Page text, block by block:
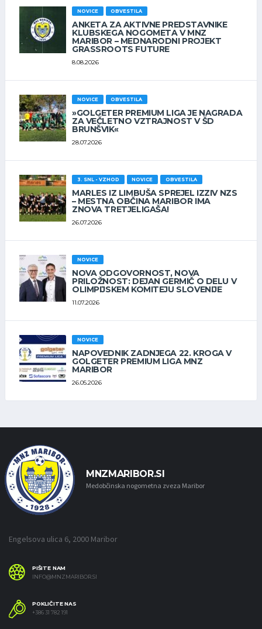
NOVICE OBVESTILA
ANKETA ZA AKTIVNE PREDSTAVNIKE
KLUBSKEGA NOGOMETA V MNZ
MARIBOR – MEDNARODNI PROJEKT
GRASSROOTS FUTURE
8.08.2026
NOVICE OBVESTILA
»GOLGETER PREMIUM LIGA JE NAGRADA
ZA VEČLETNO VZTRAJNOST V ŠD
BRUNŠVIK«
28.07.2026
3. SNL - VZHOD NOVICE OBVESTILA
MARLES IZ LIMBUŠA SPREJEL IZZIV NZS
– MESTNA OBČINA MARIBOR IMA
ZNOVA TRETJELIGAŠA!
26.07.2026
NOVICE
NOVA ODGOVORNOST, NOVA
PRILOŽNOST: DEJAN GERMIČ O DELU V
OLIMPIJSKEM KOMITEJU SLOVENIJE
11.07.2026
NOVICE
NAPOVEDNIK ZADNJEGA 22. KROGA V
GOLGETER PREMIUM LIGA MNZ
MARIBOR
26.05.2026
MNZMARIBOR.SI
Medobčinska nogometna zveza Maribor
Engelsova ulica 6, 2000 Maribor
PIŠITE NAM
INFO@MNZMARIBOR.SI
POKLIČITE NAS
+386 31 782 191